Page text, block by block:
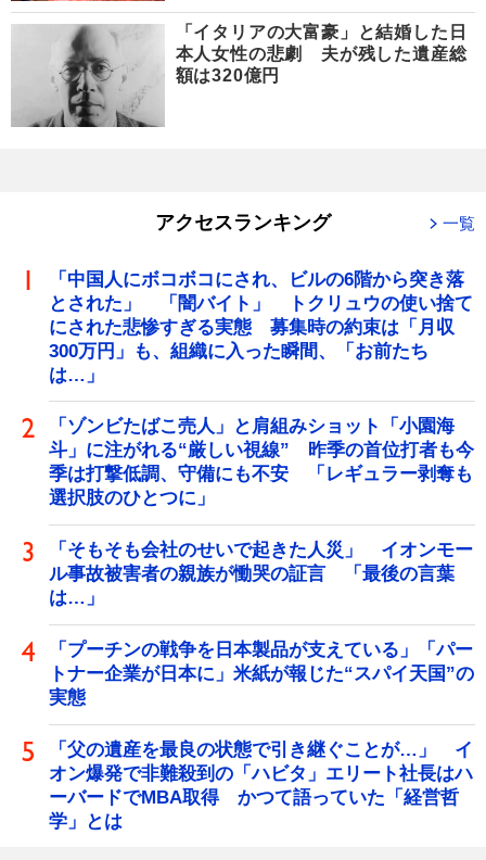
「イタリアの大富豪」と結婚した日
本人女性の悲劇 夫が残した遺産総
額は320億円
アクセスランキング 一覧
「中国人にボコボコにされ、ビルの6階から突き落
とされた」 「闇バイト」 トクリュウの使い捨て
にされた悲惨すぎる実態 募集時の約束は「月収
300万円」も、組織に入った瞬間、「お前たち
は…」
「ゾンビたばこ売人」と肩組みショット「小園海
斗」に注がれる“厳しい視線” 昨季の首位打者も今
季は打撃低調、守備にも不安 「レギュラー剥奪も
選択肢のひとつに」
「そもそも会社のせいで起きた人災」 イオンモー
ル事故被害者の親族が慟哭の証言 「最後の言葉
は…」
「プーチンの戦争を日本製品が支えている」「パー
トナー企業が日本に」米紙が報じた“スパイ天国”の
実態
「父の遺産を最良の状態で引き継ぐことが…」 イ
オン爆発で非難殺到の「ハビタ」エリート社長はハ
ーバードでMBA取得 かつて語っていた「経営哲
学」とは